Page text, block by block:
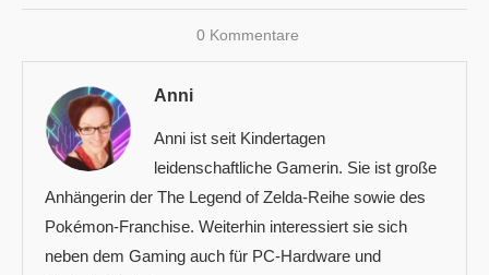
0 Kommentare
Anni
Anni ist seit Kindertagen
leidenschaftliche Gamerin. Sie ist große
Anhängerin der The Legend of Zelda-Reihe sowie des
Pokémon-Franchise. Weiterhin interessiert sie sich
neben dem Gaming auch für PC-Hardware und